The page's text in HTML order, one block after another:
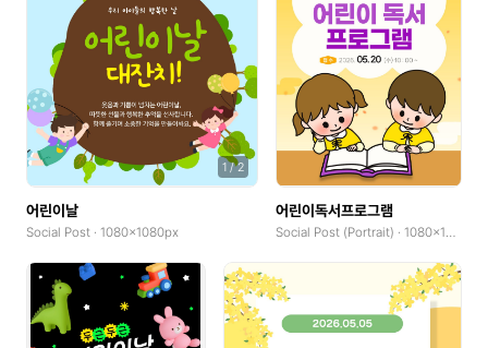
1 /2
어린이날
Social Post · 1080x1080px
어린이독서프로그램